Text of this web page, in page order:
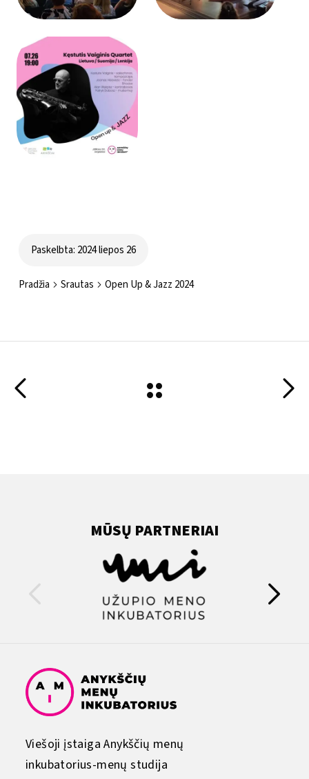
Paskelbta: 2024 liepos 26
Pradžia Srautas Open Up & Jazz 2024
MŪSŲ PARTNERIAI
Viešoji įstaiga Anykščių menų
inkubatorius-menų studija